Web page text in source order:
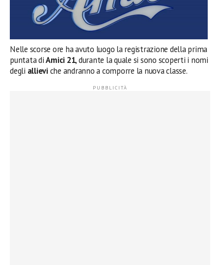
Nelle scorse ore ha avuto luogo la registrazione della prima
puntata diAmici 21, durante la quale si sono scoperti i nomi
degli allieviche andranno a comporre la nuova classe.